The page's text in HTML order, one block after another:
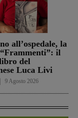
all’ospedale, la
il
del
Luca Livi
9 Agosto 2026